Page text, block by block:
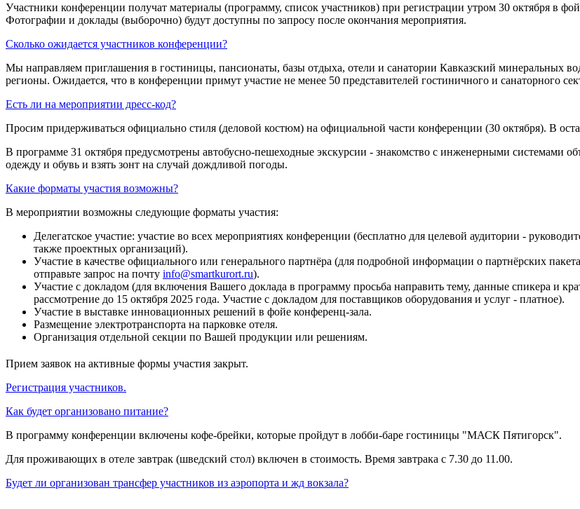
Участники конференции получат материалы (программу, список участников) при регистрации утром 30 октября в
Фотографии и доклады (выборочно) будут доступны по запросу после окончания мероприятия.
Сколько ожидается участников конференции?
Мы направляем приглашения в гостиницы, пансионаты, базы отдыха, отели и санатории Кавказский минеральных
регионы. Ожидается, что в конференции примут участие не менее 50 представителей гостиничного и санаторного
Есть ли на мероприятии дресс-код?
Просим придерживаться официально стиля (деловой костюм) на официальной части конференции (30 октября). В
В программе 31 октября предусмотрены автобусно-пешеходные экскурсии - знакомство с инженерными системами
одежду и обувь и взять зонт на случай дождливой погоды.
Какие форматы участия возможны?
В мероприятии возможны следующие форматы участия:
Делегатское участие: участие во всех мероприятиях конференции (бесплатно для целевой аудитории -
также проектных организаций).
Участие в качестве официального или генерального партнёра (для подробной информации о партнёрских
отправьте запрос на почту info@smartkurort.ru).
Участие с докладом (для включения Вашего доклада в программу просьба направить тему, данные спикера и
рассмотрение до 15 октября 2025 года. Участие с докладом для поставщиков оборудования и услуг - платное).
Участие в выставке инновационных решений в фойе конференц-зала.
Размещение электротранспорта на парковке отеля.
Организация отдельной секции по Вашей продукции или решениям.
Прием заявок на активные формы участия закрыт.
Регистрация участников.
Как будет организовано питание?
В программу конференции включены кофе-брейки, которые пройдут в лобби-баре гостиницы "МАСК Пятигорск".
Для проживающих в отеле завтрак (шведский стол) включен в стоимость. Время завтрака с 7.30 до 11.00.
Будет ли организован трансфер участников из аэропорта и жд вокзала?